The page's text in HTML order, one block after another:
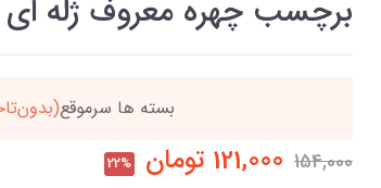
برچسب چهره معروف ژله ای کد
خریدتو به5میلیون
154,000
121,000 تومان 22%